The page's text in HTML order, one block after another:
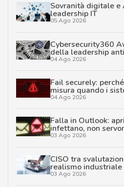
Sovranità digitale e
leadership IT
05 Ago 2026
Cybersecurity360
della leadership
04 Ago 2026
Fail securely:
misura quando i
04 Ago 2026
Falla in Outlook:
infettano, non
03 Ago 2026
CISO tra
realismo industriale
03 Ago 2026